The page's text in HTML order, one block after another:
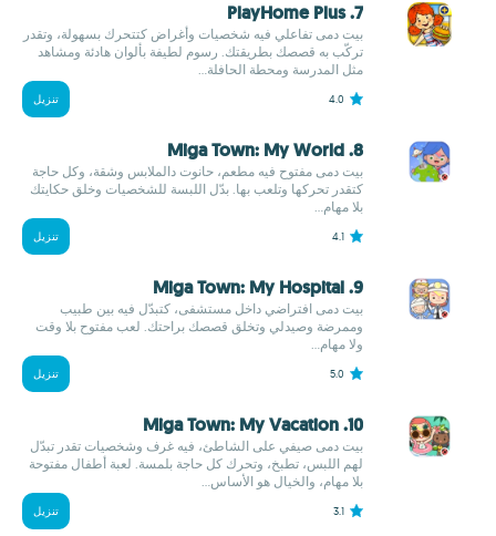
7. PlayHome Plus
بيت دمى تفاعلي فيه شخصيات وأغراض كتتحرك بسهولة، وتقدر
تركّب به قصصك بطريقتك. رسوم لطيفة بألوان هادئة ومشاهد
مثل المدرسة ومحطة الحافلة...
4.0 تنزيل
8. Miga Town: My World
بيت دمى مفتوح فيه مطعم، حانوت دالملابس وشقة، وكل حاجة
كتقدر تحركها وتلعب بها. بدّل اللبسة للشخصيات وخلق حكايتك
بلا مهام...
4.1 تنزيل
9. Miga Town: My Hospital
بيت دمى افتراضي داخل مستشفى، كتبدّل فيه بين طبيب
وممرضة وصيدلي وتخلق قصصك براحتك. لعب مفتوح بلا وقت
ولا مهام...
5.0 تنزيل
10. Miga Town: My Vacation
بيت دمى صيفي على الشاطئ، فيه غرف وشخصيات تقدر تبدّل
لهم اللبس، تطبخ، وتحرك كل حاجة بلمسة. لعبة أطفال مفتوحة
بلا مهام، والخيال هو الأساس...
3.1 تنزيل